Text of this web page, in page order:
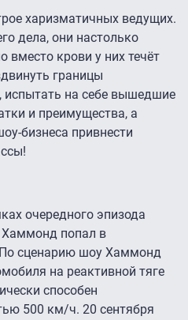
харизматичных ведущих.
дела, они настолько
вместо крови у них течёт
границы
испытать на себе вышедшие
и преимущества, а
бизнеса привнести
очередного эпизода
попал в
сценарию шоу Хаммонд
на реактивной тяге
способен
500 км/ч. 20 сентября